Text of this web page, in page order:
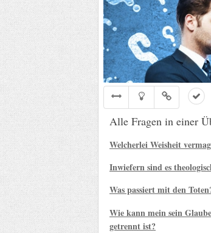
Alle Fragen in einer
Welcherlei Weisheit
Inwiefern sind es
Was passiert mit den
Wie kann mein sein
getrennt ist?